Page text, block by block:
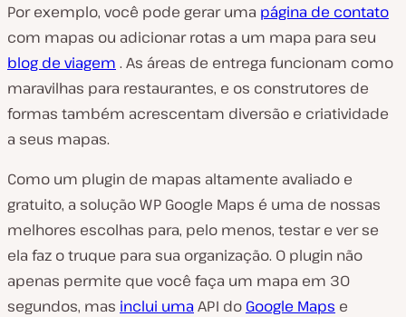
Por exemplo, você pode gerar uma página de contato
com mapas ou adicionar rotas a um mapa para seu
blog de viagem . As áreas de entrega funcionam como
maravilhas para restaurantes, e os construtores de
formas também acrescentam diversão e criatividade
a seus mapas.
Como um plugin de mapas altamente avaliado e
gratuito, a solução WP Google Maps é uma de nossas
melhores escolhas para, pelo menos, testar e ver se
ela faz o truque para sua organização. O plugin não
apenas permite que você faça um mapa em 30
segundos, mas inclui umaAPI do Google Maps e